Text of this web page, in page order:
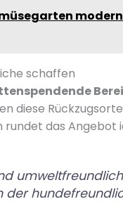
schaffen
diese
das Angebot
der